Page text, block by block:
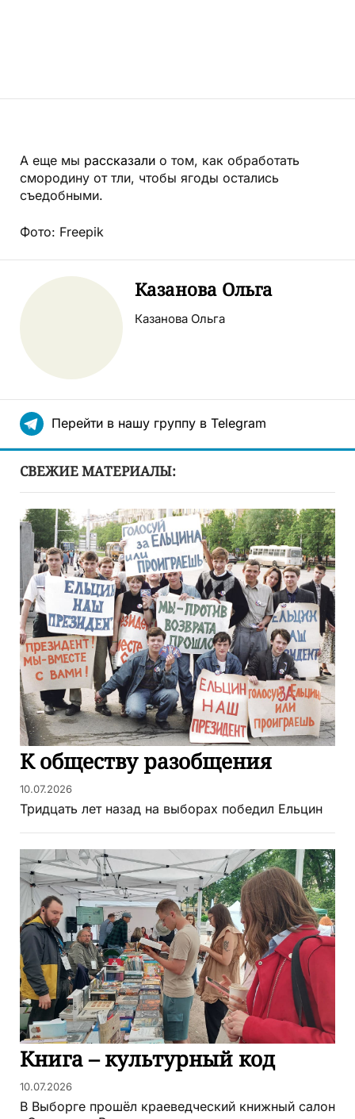
А еще мы рассказали о том, как обработать
смородину от тли, чтобы ягоды остались
съедобными.
Фото: Freepik
Казанова Ольга
Казанова Ольга
Перейти в нашу группу в Telegram
СВЕЖИЕ МАТЕРИАЛЫ:
К обществу разобщения
10.07.2026
Тридцать лет назад на выборах победил Ельцин
Книга – культурный код
10.07.2026
В Выборге прошёл краеведческий книжный салон